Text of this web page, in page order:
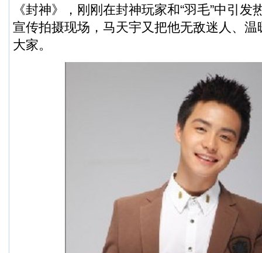
《封神》，刚刚在封神玩家和“羽毛”中引发
宣传拍摄现场，马天宇又把他无敌迷人、
大家。